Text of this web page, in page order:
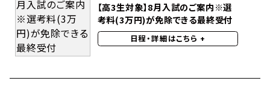
【高3生対象】8月入試のご案内※選
考料(3万円)が免除できる最終受付
日程・詳細はこちら +